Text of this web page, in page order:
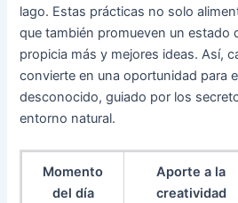
lago. Estas prácticas no solo
que también promueven un estado
propicia más y mejores ideas. Así,
convierte en una oportunidad para
desconocido, guiado por los
entorno natural.
Momento
del día
Aporte a la
creatividad